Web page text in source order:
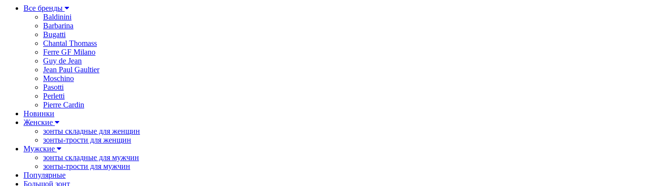
Все бренды
Baldinini
Barbarina
Bugatti
Chantal Thomass
Ferre GF Milano
Guy de Jean
Jean Paul Gaultier
Moschino
Pasotti
Perletti
Pierre Cardin
Новинки
Женские
зонты складные для женщин
зонты-трости для женщин
Мужские
зонты складные для мужчин
зонты-трости для мужчин
Популярные
Большой зонт